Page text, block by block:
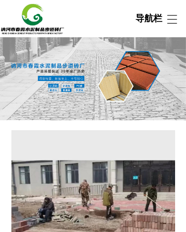
T
g
l
e
a
v
i
g
o
n
导航栏